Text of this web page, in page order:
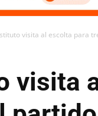
visita al escolta para
visita